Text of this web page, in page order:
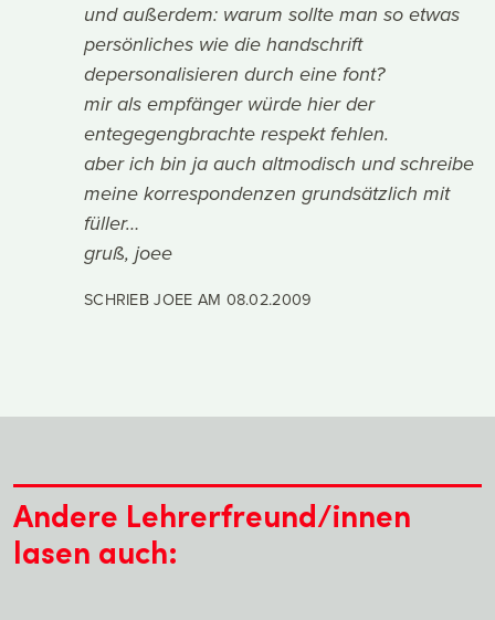
und außerdem: warum sollte man so etwas
persönliches wie die handschrift
depersonalisieren durch eine font?
mir als empfänger würde hier der
entegegengbrachte respekt fehlen.
aber ich bin ja auch altmodisch und schreibe
meine korrespondenzen grundsätzlich mit
füller…
gruß, joee
SCHRIEB JOEE AM 08.02.2009
Andere Lehrerfreund/innen
lasen auch: